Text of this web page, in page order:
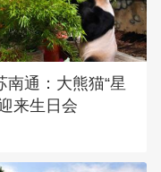
南通：大熊猫“星
来生日会